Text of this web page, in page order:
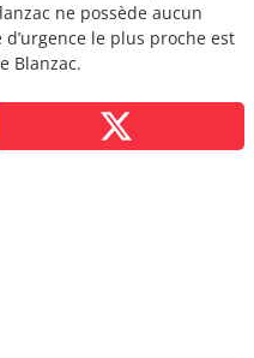
ne possède aucun
le plus proche est
Blanzac.